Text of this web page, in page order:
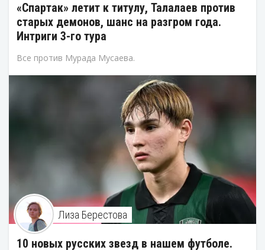
«Спартак» летит к титулу, Талалаев против
старых демонов, шанс на разгром года.
Интриги 3-го тура
Все против Мурада Мусаева.
Лиза Берестова
10 новых русских звезд в нашем футболе.